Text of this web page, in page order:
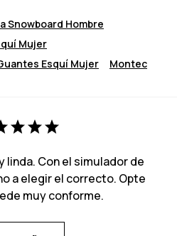
Snowboard Hombre
Mujer
Esquí Mujer Montec
linda. Con el simulador de
a elegir el correcto. Opte
muy conforme.